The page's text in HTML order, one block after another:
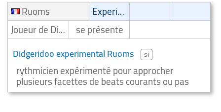
Ruoms
Experimental
Joueur de Didgeridoo/Digeridooiste
se présente
Didgeridoo experimental Ruoms si
rythmicien expérimenté pour approcher
plusieurs facettes de beats courants ou pas